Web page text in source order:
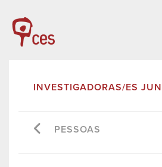
INVESTIGADORAS/ES
PESSOAS